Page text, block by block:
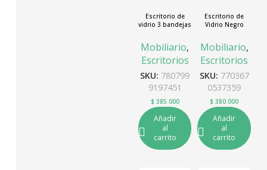
Escritorio de
vidrio 3 bandejas
Mobiliario,
Escritorios
SKU: 780799
9197451
$385.000
Añadir
al
carrito
Escritorio de
Vidrio Negro
Mobiliario,
Escritorios
SKU: 770367
0537359
$ 380.000
Añadir
al
carrito